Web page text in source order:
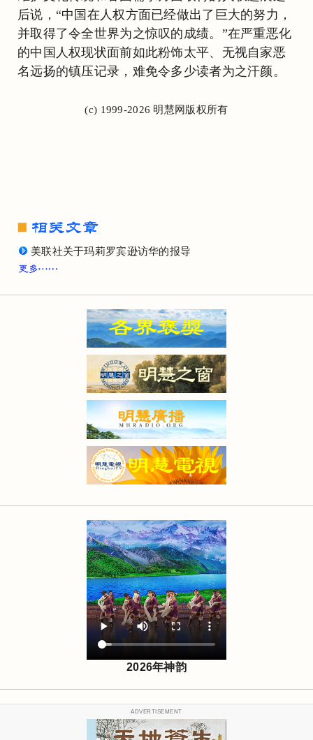
后说，“中国在人权方面已经做出了巨大的努力，
并取得了令全世界为之惊叹的成绩。”在严重恶化
的中国人权现状面前如此粉饰太平、无视自家恶
名远扬的镇压记录，难免令多少读者为之汗颜。
(c) 1999-2026 明慧网版权所有
美联社关于玛莉罗宾逊访华的报导
2026年神韵
ADVERTISEMENT